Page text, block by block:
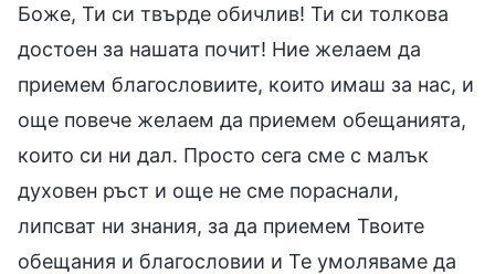
Боже, Ти си твърде обичлив! Ти си толкова
достоен за нашата почит! Ние желаем да
приемем благословиите, които имаш за нас, и
още повече желаем да приемем обещанията,
които си ни дал. Просто сега сме с малък
духовен ръст и още не сме пораснали,
липсват ни знания, за да приемем Твоите
обещания и благословии и Те умоляваме да